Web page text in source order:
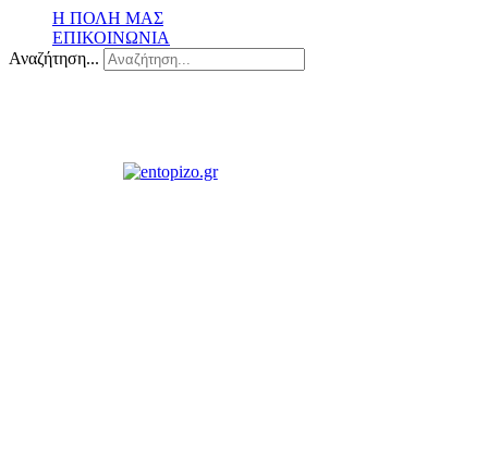
Η ΠΟΛΗ ΜΑΣ
ΕΠΙΚΟΙΝΩΝΙΑ
Αναζήτηση...